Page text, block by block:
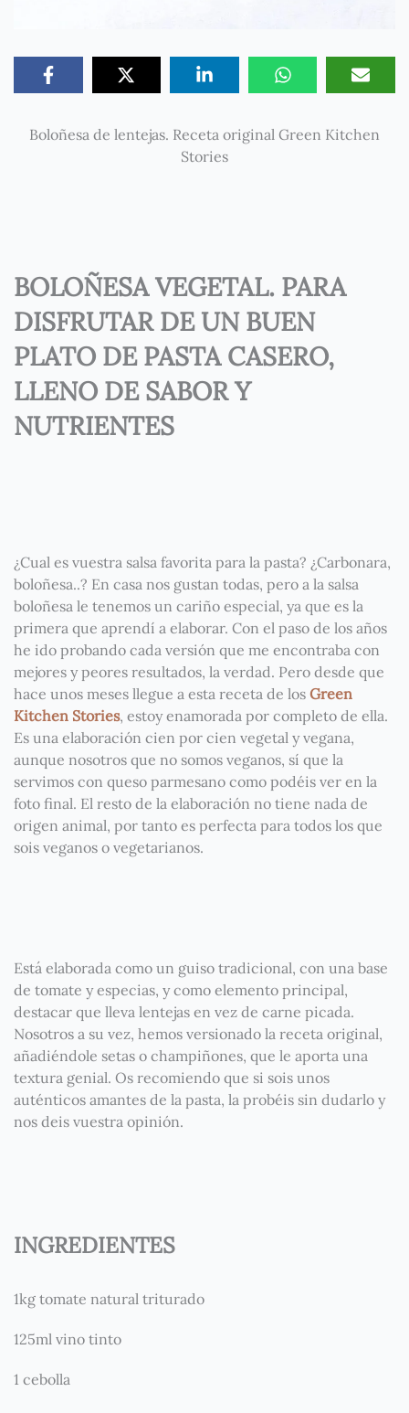
Boloñesa de lentejas. Receta original Green Kitchen
Stories
BOLOÑESA VEGETAL. PARA
DISFRUTAR DE UN BUEN
PLATO DE PASTA CASERO,
LLENO DE SABOR Y
NUTRIENTES
¿Cual es vuestra salsa favorita para la pasta? ¿Carbonara,
boloñesa..? En casa nos gustan todas, pero a la salsa
boloñesa le tenemos un cariño especial, ya que es la
primera que aprendí a elaborar. Con el paso de los años
he ido probando cada versión que me encontraba con
mejores y peores resultados, la verdad. Pero desde que
hace unos meses llegue a esta receta de los Green
Kitchen Stories, estoy enamorada por completo de ella.
Es una elaboración cien por cien vegetal y vegana,
aunque nosotros que no somos veganos, sí que la
servimos con queso parmesano como podéis ver en la
foto final. El resto de la elaboración no tiene nada de
origen animal, por tanto es perfecta para todos los que
sois veganos o vegetarianos.
Está elaborada como un guiso tradicional, con una base
de tomate y especias, y como elemento principal,
destacar que lleva lentejas en vez de carne picada.
Nosotros a su vez, hemos versionado la receta original,
añadiéndole setas o champiñones, que le aporta una
textura genial. Os recomiendo que si sois unos
auténticos amantes de la pasta, la probéis sin dudarlo y
nos deis vuestra opinión.
INGREDIENTES
1kg tomate natural triturado
125ml vino tinto
1 cebolla